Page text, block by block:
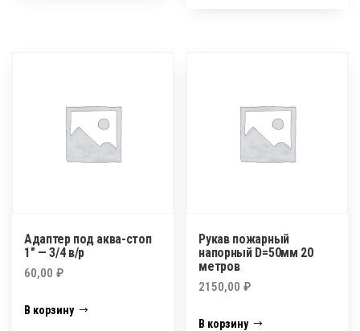
Адаптер под аква-стоп
1″ — 3/4 в/р
60,00 ₽
В корзину
Рукав пожарный
напорный D=50мм 20
метров
2150,00₽
В корзину